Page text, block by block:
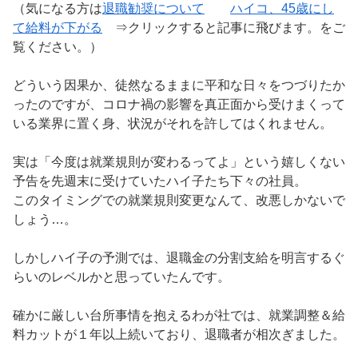
（気になる方は退職勧奨について
ハイコ、45歳にし
て給料が下がる
⇒クリックすると記事に飛びます。をご
覧ください。）
どういう因果か、徒然なるままに平和な日々をつづりたか
ったのですが、コロナ禍の影響を真正面から受けまくって
いる業界に置く身、状況がそれを許してはくれません。
実は「今度は就業規則が変わるってよ」という嬉しくない
予告を先週末に受けていたハイ子たち下々の社員。
このタイミングでの就業規則変更なんて、改悪しかないで
しょう…。
しかしハイ子の予測では、退職金の分割支給を明言するぐ
らいのレベルかと思っていたんです。
確かに厳しい台所事情を抱えるわが社では、就業調整＆給
料カットが１年以上続いており、退職者が相次ぎました。